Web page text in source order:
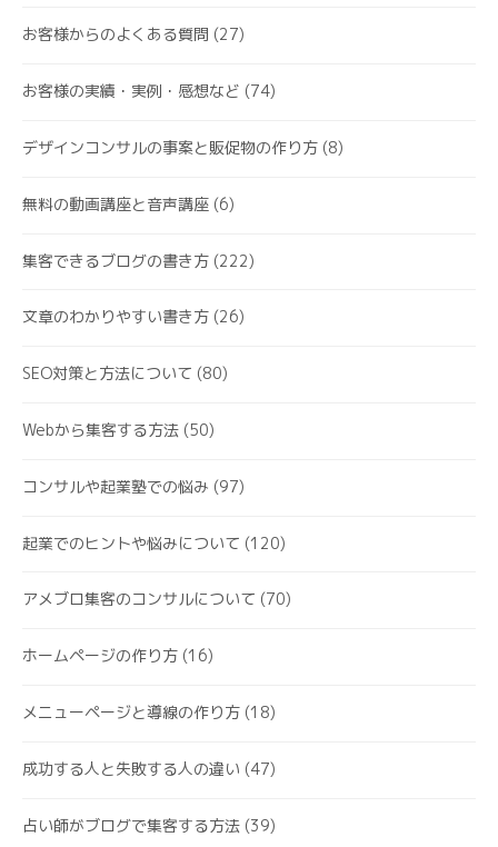
お客様からのよくある質問 (27)
お客様の実績・実例・感想など (74)
デザインコンサルの事案と販促物の作り方 (8)
無料の動画講座と音声講座 (6)
集客できるブログの書き方 (222)
文章のわかりやすい書き方 (26)
SEO対策と方法について (80)
Webから集客する方法 (50)
コンサルや起業塾での悩み (97)
起業でのヒントや悩みについて (120)
アメブロ集客のコンサルについて (70)
ホームページの作り方 (16)
メニューページと導線の作り方 (18)
成功する人と失敗する人の違い (47)
占い師がブログで集客する方法 (39)